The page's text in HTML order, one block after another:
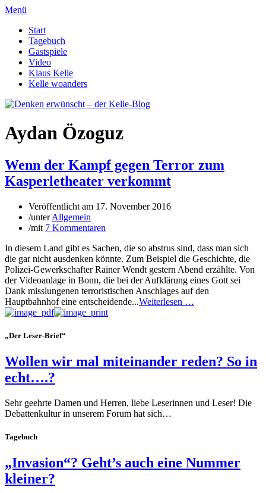
Menü
Start
Tagebuch
Gastspiele
Video
Klaus Kelle
Kelle woanders
Aydan Özoguz
Wenn der Kampf gegen Terror zum
Kasperletheater verkommt
Veröffentlicht am 17. November 2016
/unterAllgemein
/mit 7 Kommentaren
In diesem Land gibt es Sachen, die so abstrus sind, dass man sich
die gar nicht ausdenken könnte. Zum Beispiel die Geschichte, die
Polizei-Gewerkschafter Rainer Wendt gestern Abend erzählte. Von
der Videoanlage in Bonn, die bei der Aufklärung eines Gott sei
Dank misslungenen terroristischen Anschlages auf den
Hauptbahnhof eine entscheidende...Weiterlesen …
„Der Leser-Brief“
Wollen wir mal miteinander reden? So in
echt….?
Sehr geehrte Damen und Herren, liebe Leserinnen und Leser! Die
Debattenkultur in unserem Forum hat sich…
Tagebuch
„Invasion“? Geht’s auch eine Nummer
kleiner?